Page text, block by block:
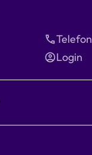
Telefon
Login